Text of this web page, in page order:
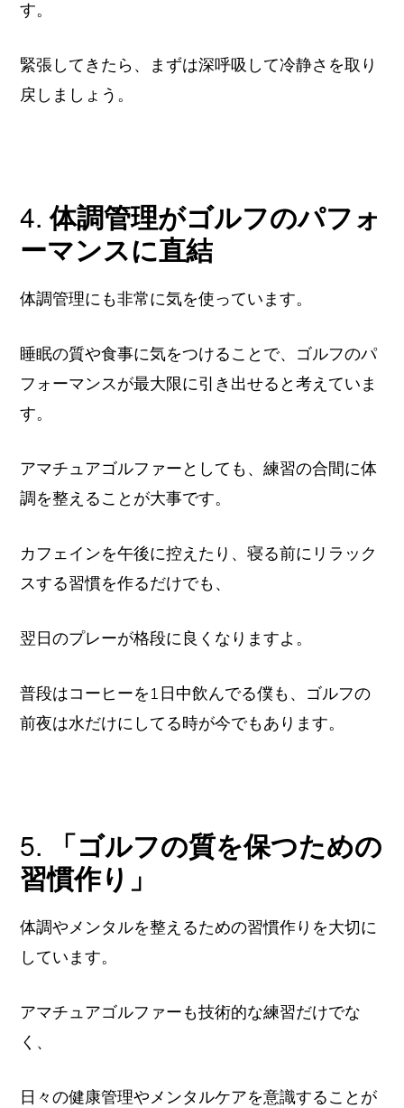
す。
緊張してきたら、まずは深呼吸して冷静さを取り
戻しましょう。
4.体調管理がゴルフのパフォ
ーマンスに直結
体調管理にも非常に気を使っています。
睡眠の質や食事に気をつけることで、ゴルフのパ
フォーマンスが最大限に引き出せると考えていま
す。
アマチュアゴルファーとしても、練習の合間に体
調を整えることが大事です。
カフェインを午後に控えたり、寝る前にリラック
スする習慣を作るだけでも、
翌日のプレーが格段に良くなりますよ。
普段はコーヒーを1日中飲んでる僕も、ゴルフの
前夜は水だけにしてる時が今でもあります。
5.
「ゴルフの質を保つための
習慣作り」
体調やメンタルを整えるための習慣作りを大切に
しています。
アマチュアゴルファーも技術的な練習だけでな
く、
日々の健康管理やメンタルケアを意識することが